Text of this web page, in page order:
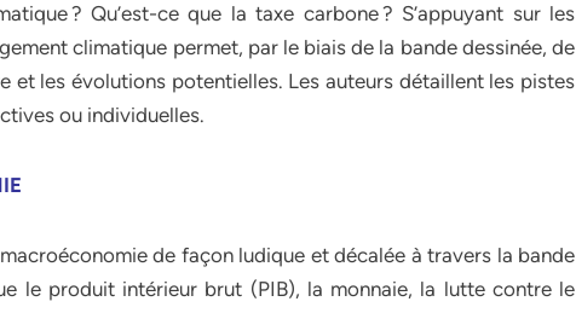
? Qu’est-ce que la taxe carbone ? S’appuyant sur les
climatique permet, par le biais de la bande dessinée, de
et les évolutions potentielles. Les auteurs détaillent les pistes
ou individuelles.
de façon ludique et décalée à travers la bande
le produit intérieur brut (PIB), la monnaie, la lutte contre le